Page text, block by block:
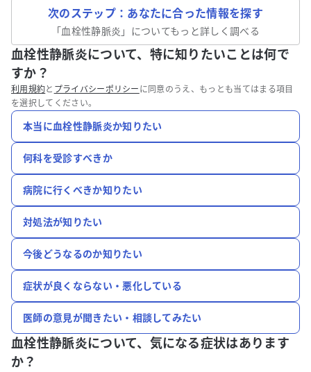
次のステップ：あなたに合った情報を探す
「血栓性静脈炎 」についてもっと詳しく調べる
血栓性静脈炎について、特に知りたいことは何で
すか？
利用規約と プライバシーポリシー に同意のうえ、もっとも当てはまる項目
を選択してください。
本当に血栓性静脈炎か知りたい
何科を受診すべきか
病院に行くべきか知りたい
対処法が知りたい
今後どうなるのか知りたい
症状が良くならない・悪化している
医師の意見が聞きたい・相談してみたい
血栓性静脈炎について、 気になる症状はあります
か？